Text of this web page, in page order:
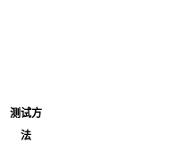
测试方
法